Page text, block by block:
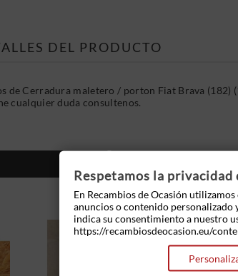
DEL PRODUCTO
de Cerradura maletero / porton Fiat Brava
cualquier duda consultenos.
Respetamos la privacidad
En Recambios de Ocasión
anuncios o contenido
indica su consentimiento a nuestro
https://recambiosdeocasion.eu/